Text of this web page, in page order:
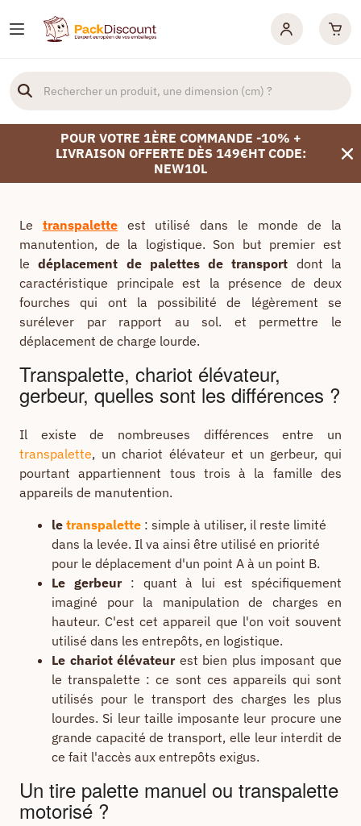
POUR VOTRE 1ÈRE COMMANDE -10% +
LIVRAISON OFFERTE DÈS 149€HT CODE:
NEW10L
Le transpaletteest utilisé dans le monde de la
manutention, de la logistique. Son but premier est
ledéplacement de palettes de transport dont la
caractéristique principale est la présence de deux
fourches qui ont la possibilité de légèrement se
surélever par rapport au sol. et permettre le
déplacement de charge lourde.
Transpalette, chariot élévateur,
gerbeur, quelles sont les différences ?
Il existe de nombreuses différences entre un
transpalette, un chariot élévateur et un gerbeur, qui
pourtant appartiennent tous trois à la famille des
appareils de manutention.
le transpalette : simple à utiliser, il reste limité
dans la levée. Il va ainsi être utilisé en priorité
pour le déplacement d'un point A à un point B.
Le gerbeur: quant à lui est spécifiquement
imaginé pour la manipulation de charges en
hauteur. C'est cet appareil que l'on voit souvent
utilisé dans les entrepôts, en logistique.
Le chariot élévateurest bien plus imposant que
le transpalette : ce sont ces appareils qui sont
utilisés pour le transport des charges les plus
lourdes. Si leur taille imposante leur procure une
grande capacité de transport, elle leur interdit de
ce fait l'accès aux entrepôts exigus.
Un tire palette manuel ou transpalette
motorisé ?